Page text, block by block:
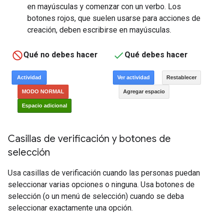
en mayúsculas y comenzar con un verbo. Los
botones rojos, que suelen usarse para acciones de
creación, deben escribirse en mayúsculas.
Qué no debes hacer Qué debes hacer
Casillas de verificación y botones de
selección
Usa casillas de verificación cuando las personas puedan
seleccionar varias opciones o ninguna. Usa botones de
selección (o un menú de selección) cuando se deba
seleccionar exactamente una opción.